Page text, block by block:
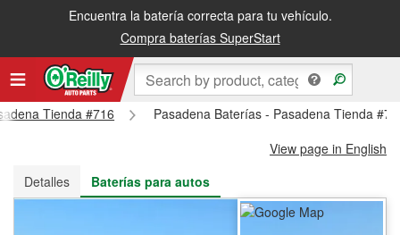
Encuentra la batería correcta para tu vehículo.
Compra baterías SuperStart
Recibe tu orden gratis al día siguiente o recógela en la tienda
Tienda #716
Pasadena Baterías - Pasadena Tienda
View page in English
Detalles
Baterías para autos